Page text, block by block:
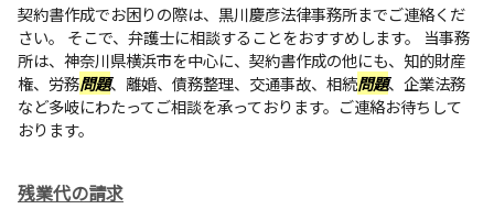
契約書作成でお困りの際は、黒川慶彦法律事務所までご連絡くだ
さい。 そこで、弁護士に相談することをおすすめします。 当事務
所は、神奈川県横浜市を中心に、契約書作成の他にも、知的財産
権、労務問題、離婚、債務整理、交通事故、相続問題、企業法務
など多岐にわたってご相談を承っております。ご連絡お待ちして
おります。
残業代の請求